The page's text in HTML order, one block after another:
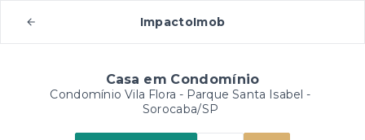
ImpactoImob
Casa em Condomínio
Condomínio Vila Flora - Parque Santa Isabel -
Sorocaba/SP